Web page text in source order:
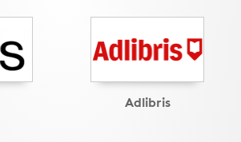
Adlibris